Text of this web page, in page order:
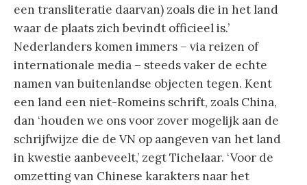
een transliteratie daarvan) zoals die in het land
waar de plaats zich bevindt officieel is.’
Nederlanders komen immers – via reizen of
internationale media – steeds vaker de echte
namen van buitenlandse objecten tegen. Kent
een land een niet-Romeins schrift, zoals China,
dan ‘houden we ons voor zover mogelijk aan de
schrijfwijze die de VN op aangeven van het land
in kwestie aanbeveelt,’ zegt Tichelaar. ‘Voor de
omzetting van Chinese karakters naar het